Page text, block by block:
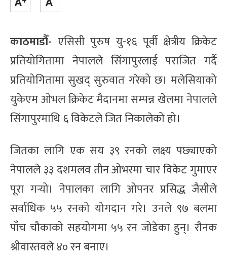
काठमाडौँ‍- एसिसी पुरुष यु-१६ पूर्वी क्षेत्रीय क्रिकेट
प्रतियोगितामा नेपालले सिंगापुरलाई पराजित गर्दै
प्रतियोगितामा सुखद् सुरुवात गरेको छ। मलेसियाको
युकेएम ओभल क्रिकेट मैदानमा सम्पन्न खेलमा नेपालले
सिंगापुरमाथि ६ विकेटले जित निकालेको हो।
जितका लागि एक सय ३९ रनको लक्ष्य पछ्याएको
नेपालले ३३ दशमलव तीन ओभरमा चार विकेट गुमाएर
पूरा गर्‍यो। नेपालका लागि ओपनर प्रसिद्ध जैसीले
सर्वाधिक ५५ रनको योगदान गरे। उनले ९७ बलमा
पाँच चौकाको सहयोगमा ५५ रन जोडेका हुन्। रौनक
श्रीवास्तवले ४० रन बनाए।